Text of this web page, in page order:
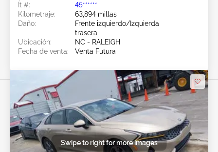
Ít #:
45******
Kilometraje:
63,894 millas
Daño:
Frente izquierdo/Izquierda
trasera
Ubicación:
NC - RALEIGH
Fecha de venta:
Venta Futura
Swipe to right for more images